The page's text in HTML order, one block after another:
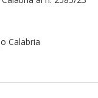
Calabria